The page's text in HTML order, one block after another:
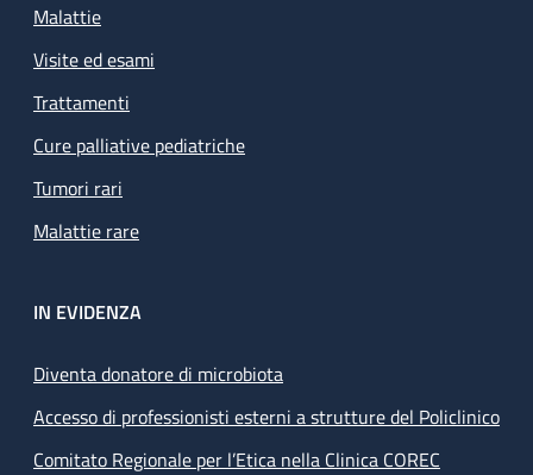
Malattie
Visite ed esami
Trattamenti
Cure palliative pediatriche
Tumori rari
Malattie rare
IN EVIDENZA
Diventa donatore di microbiota
Accesso di professionisti esterni a strutture del Policlinico
Comitato Regionale per l’Etica nella Clinica COREC